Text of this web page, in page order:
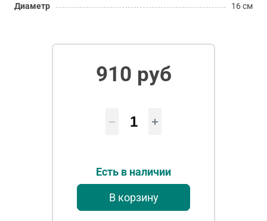
Диаметр 16 см
910 руб
Есть в наличии
В корзину